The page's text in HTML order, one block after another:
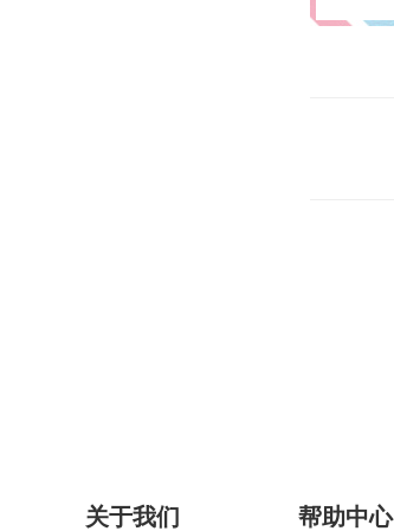
关于我们 帮助中心